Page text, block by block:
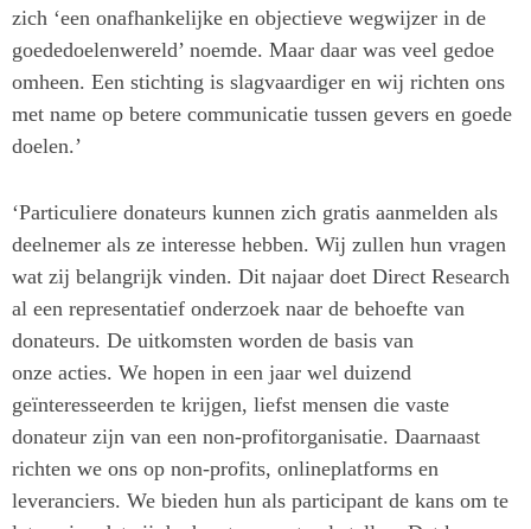
zich ‘een onafhankelijke en objectieve wegwijzer in de
goededoelenwereld’ noemde. Maar daar was veel gedoe
omheen. Een stichting is slagvaardiger en wij richten ons
met name op betere communicatie tussen gevers en goede
doelen.’
‘Particuliere donateurs kunnen zich gratis aanmelden als
deelnemer als ze interesse hebben. Wij zullen hun vragen
wat zij belangrijk vinden. Dit najaar doet Direct Research
al een representatief onderzoek naar de behoefte van
donateurs. De uitkomsten worden de basis van
onze acties. We hopen in een jaar wel duizend
geïnteresseerden te krijgen, liefst mensen die vaste
donateur zijn van een non-profitorganisatie. Daarnaast
richten we ons op non-profits, onlineplatforms en
leveranciers. We bieden hun als participant de kans om te